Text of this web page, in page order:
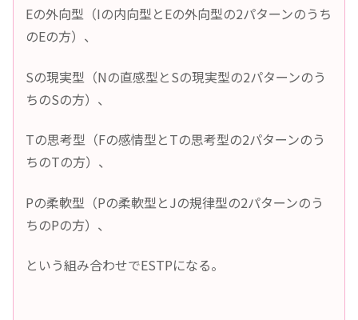
Eの外向型（Iの内向型とEの外向型の2パターンのうち
のEの方）、
Sの現実型（Nの直感型とSの現実型の2パターンのう
ちのSの方）、
Tの思考型（Fの感情型とTの思考型の2パターンのう
ちのTの方）、
Pの柔軟型（Pの柔軟型とJの規律型の2パターンのう
ちのPの方）、
という組み合わせでESTPになる。